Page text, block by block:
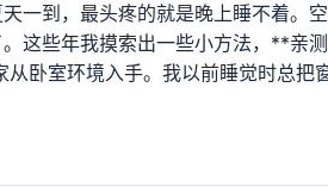
一到，最头疼的就是晚上睡不着。
这些年我摸索出一些小方法，**亲
卧室环境入手。我以前睡觉时总把